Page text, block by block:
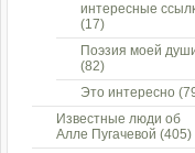
интересные
(17)
Поэзия моей
(82)
Это интересно
Известные люди об
Алле Пугачевой (405)